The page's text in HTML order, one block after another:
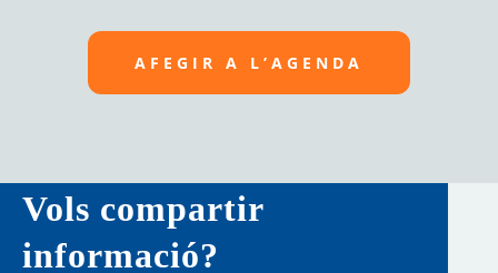
AFEGIR A L’AGENDA
Vols compartir
informació?